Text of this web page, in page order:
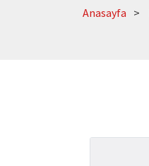
Anasayfa